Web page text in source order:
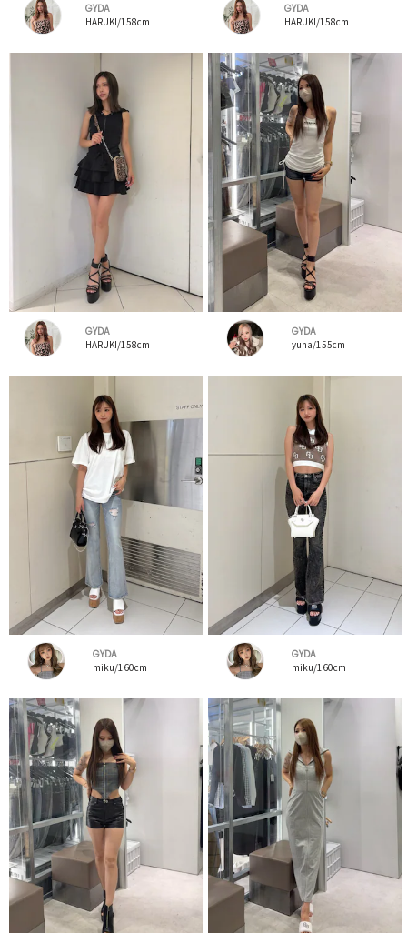
GYDA
HARUKI/158cm
GYDA
HARUKI/158cm
GYDA
HARUKI/158cm
GYDA
yuna/155cm
GYDA
miku/160cm
GYDA
miku/160cm